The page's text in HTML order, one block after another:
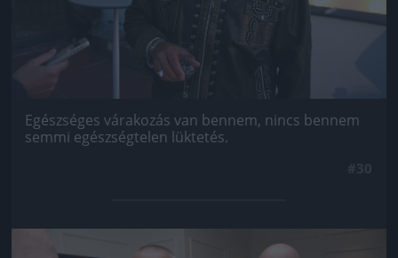
Egészséges várakozás van bennem, nincs bennem
semmi egészségtelen lüktetés.